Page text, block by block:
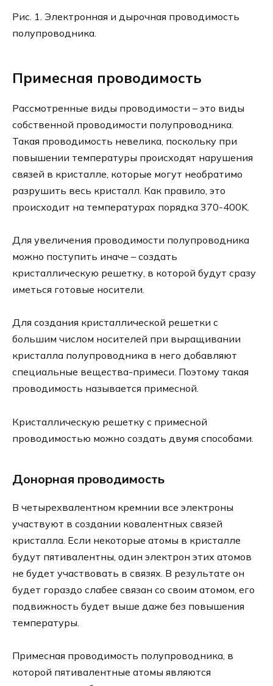
Рис. 1. Электронная и дырочная проводимость
полупроводника.
Примесная проводимость
Рассмотренные виды проводимости – это виды
собственной проводимости полупроводника.
Такая проводимость невелика, поскольку при
повышении температуры происходят нарушения
связей в кристалле, которые могут необратимо
разрушить весь кристалл. Как правило, это
происходит на температурах порядка 370-400K.
Для увеличения проводимости полупроводника
можно поступить иначе – создать
кристаллическую решетку, в которой будут сразу
иметься готовые носители.
Для создания кристаллической решетки с
большим числом носителей при выращивании
кристалла полупроводника в него добавляют
специальные вещества-примеси. Поэтому такая
проводимость называется примесной.
Кристаллическую решетку с примесной
проводимостью можно создать двумя способами.
Донорная проводимость
В четырехвалентном кремнии все электроны
участвуют в создании ковалентных связей
кристалла. Если некоторые атомы в кристалле
будут пятивалентны, один электрон этих атомов
не будет участвовать в связях. В результате он
будет гораздо слабее связан со своим атомом, его
подвижность будет выше даже без повышения
температуры.
Примесная проводимость полупроводника, в
которой пятивалентные атомы являются